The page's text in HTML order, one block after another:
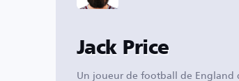
Jack Price
Un joueur de football de